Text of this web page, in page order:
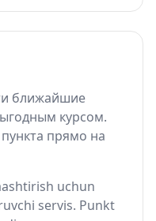
ближайшие
курсом.
прямо на
uchun
servis. Punkt